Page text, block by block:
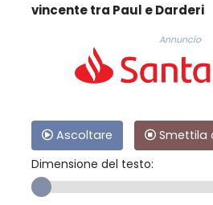
vincente tra Paul e Darderi
Annuncio
Ascoltare
Smettila
Dimensione del testo: